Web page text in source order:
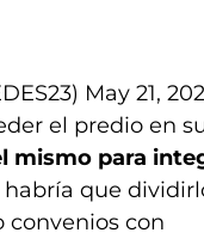
May 21,
el predio en
mismo para
habría que
convenios con